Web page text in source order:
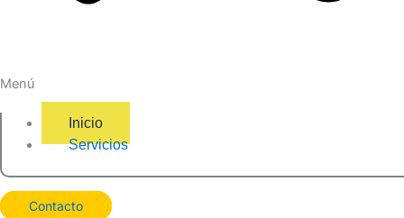
Menú
Inicio
Servicios
Contacto